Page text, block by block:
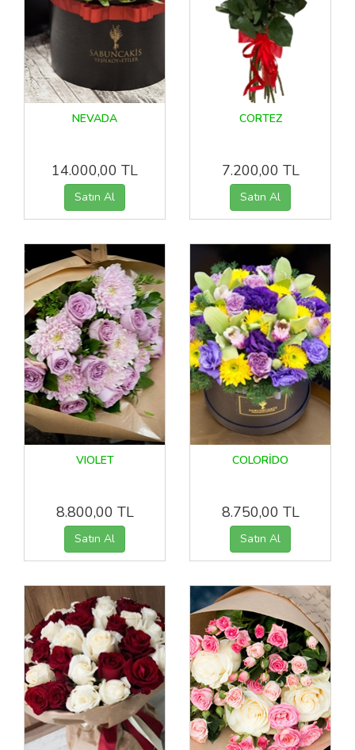
NEVADA
14.000,00 TL
CORTEZ
7.200,00 TL
VIOLET
8.800,00 TL
COLORİDO
8.750,00 TL